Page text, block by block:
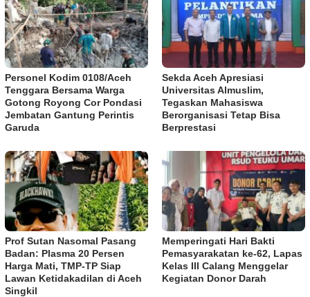
Personel Kodim 0108/Aceh
Tenggara Bersama Warga
Gotong Royong Cor Pondasi
Jembatan Gantung Perintis
Garuda
Sekda Aceh Apresiasi
Universitas Almuslim,
Tegaskan Mahasiswa
Berorganisasi Tetap Bisa
Berprestasi
Prof Sutan Nasomal Pasang
Badan: Plasma 20 Persen
Harga Mati, TMP-TP Siap
Lawan Ketidakadilan di Aceh
Singkil
Memperingati Hari Bakti
Pemasyarakatan ke-62, Lapas
Kelas III Calang Menggelar
Kegiatan Donor Darah